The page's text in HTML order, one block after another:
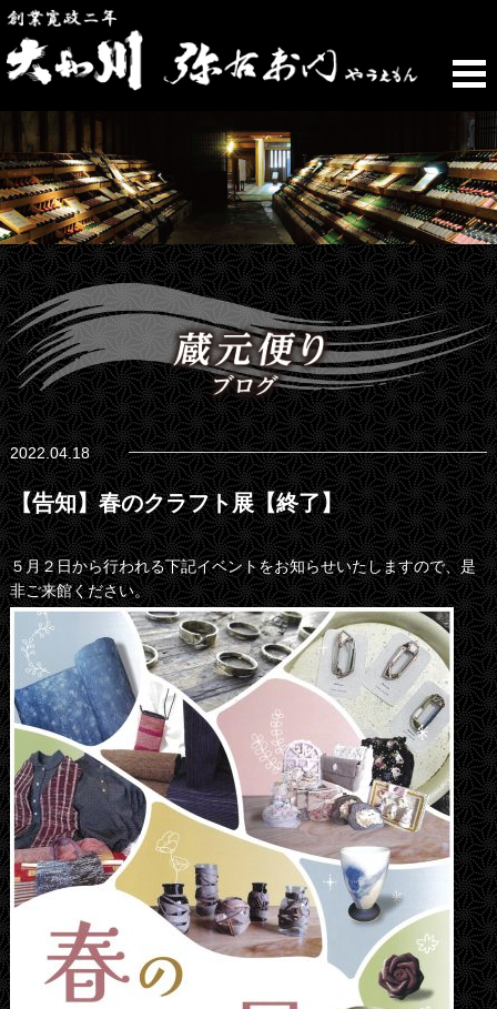
2022.04.18
【告知】春のクラフト展【終了】
５月２日から行われる下記イベントをお知らせいたしますので、是
非ご来館ください。